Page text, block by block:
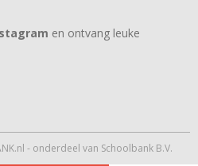
en ontvang leuke
- onderdeel van Schoolbank B.V.